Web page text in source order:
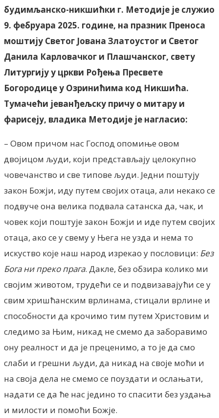
будимљанско-никшићки г. Методије је служио
9. фебруара 2025. године, на празник Преноса
моштију Светог Јована Златоустог и Светог
Данила Карловачког и Плашчанског, свету
Литургију у цркви Рођења Пресвете
Богородице у Озринићима код Никшића.
Тумачећи јеванђељску причу о митару и
фарисеју, владика Методије је нагласио:
– Овом причом нас Господ опомиње овом
двојицом људи, који представљају целокупно
човечанство и све типове људи. Једни поштују
закон Божји, иду путем својих отаца, али некако се
подвуче она велика подвала сатанска да, чак, и
човек који поштује закон Божји и иде путем својих
отаца, ако се у свему у Њега не узда и нема то
искуство које наш народ изрекао у пословици: Без
Бога ни преко прага. Дакле, без обзира колико ми
својим животом, трудећи се и подвизавајући се у
свим хришћанским врлинама, стицали врлине и
способности да крочимо тим путем Христовим и
следимо за Њим, никад не смемо да заборавимо
ону реалност и да је преценимо, а то је да смо
слаби и грешни људи, да никад на своје моћи и
на своја дела не смемо се поуздати и ослањати,
надати се да ће нас једино то спасити без уздања
и милости и помоћи Божје.